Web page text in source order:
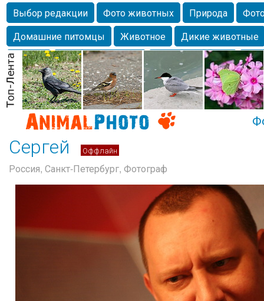
Выбор редакции Фото животных Природа
Домашние питомцы
Животное
Дикие животные
Собаки
Alexanderandronik Млекопитающие
Морда
Собачка Осень Портрет
Домашние
Насекомое
Коты Lebert Дикие птицы Утка
Сергей Оффлайн
Россия, Санкт-Петербург, Фотограф